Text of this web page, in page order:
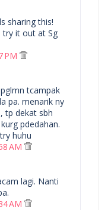
sharing this!
try it out at Sg
PM
tcampak
pa. menarik ny
tp dekat sbh
pdedahan.
huhu
AM
lagi. Nanti
AM